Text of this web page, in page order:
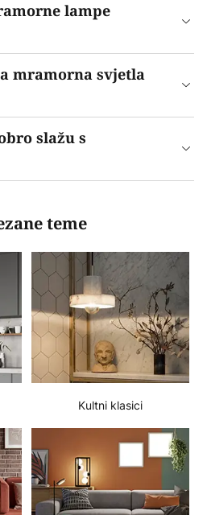
lampe
mramorna svjetla
slažu s
teme
Kultni klasici